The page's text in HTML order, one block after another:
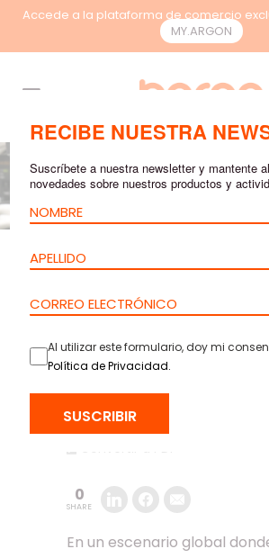
Accede a la plataforma de comercio
MY.ARGON
GENERAL
Cómo Elegir los
Switches
para Diferentes
Entornos de Red
Convertir a PDF
0
SHARE
En un escenario global
RECIBE NUESTRA
Suscríbete a nuestra newsletter y mantente
novedades sobre nuestros productos y
Al utilizar este formulario, doy mi
Política de Privacidad.
SUSCRIBIR